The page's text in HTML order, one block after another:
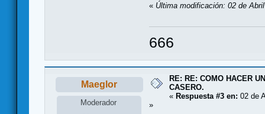
« Última modificación: 02 de
666
Maeglor
Moderador
RE: RE: COMO HACER
CASERO.
« Respuesta #3 en: 02 de
»